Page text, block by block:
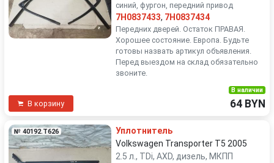
синий, фургон, передний привод
7H0837433, 7H0837434
Передних дверей. Остаток ПРАВАЯ.
Хорошее состояние. Европа. Будьте
готовы назвать артикул объявления.
Перед выездом на склад обязательно
звоните.
В корзину
В наличии
64 BYN
№ 40192.T626
Уплотнитель
Volkswagen Transporter T5 2005
2.5 л., TDi, AXD, дизель, МКПП